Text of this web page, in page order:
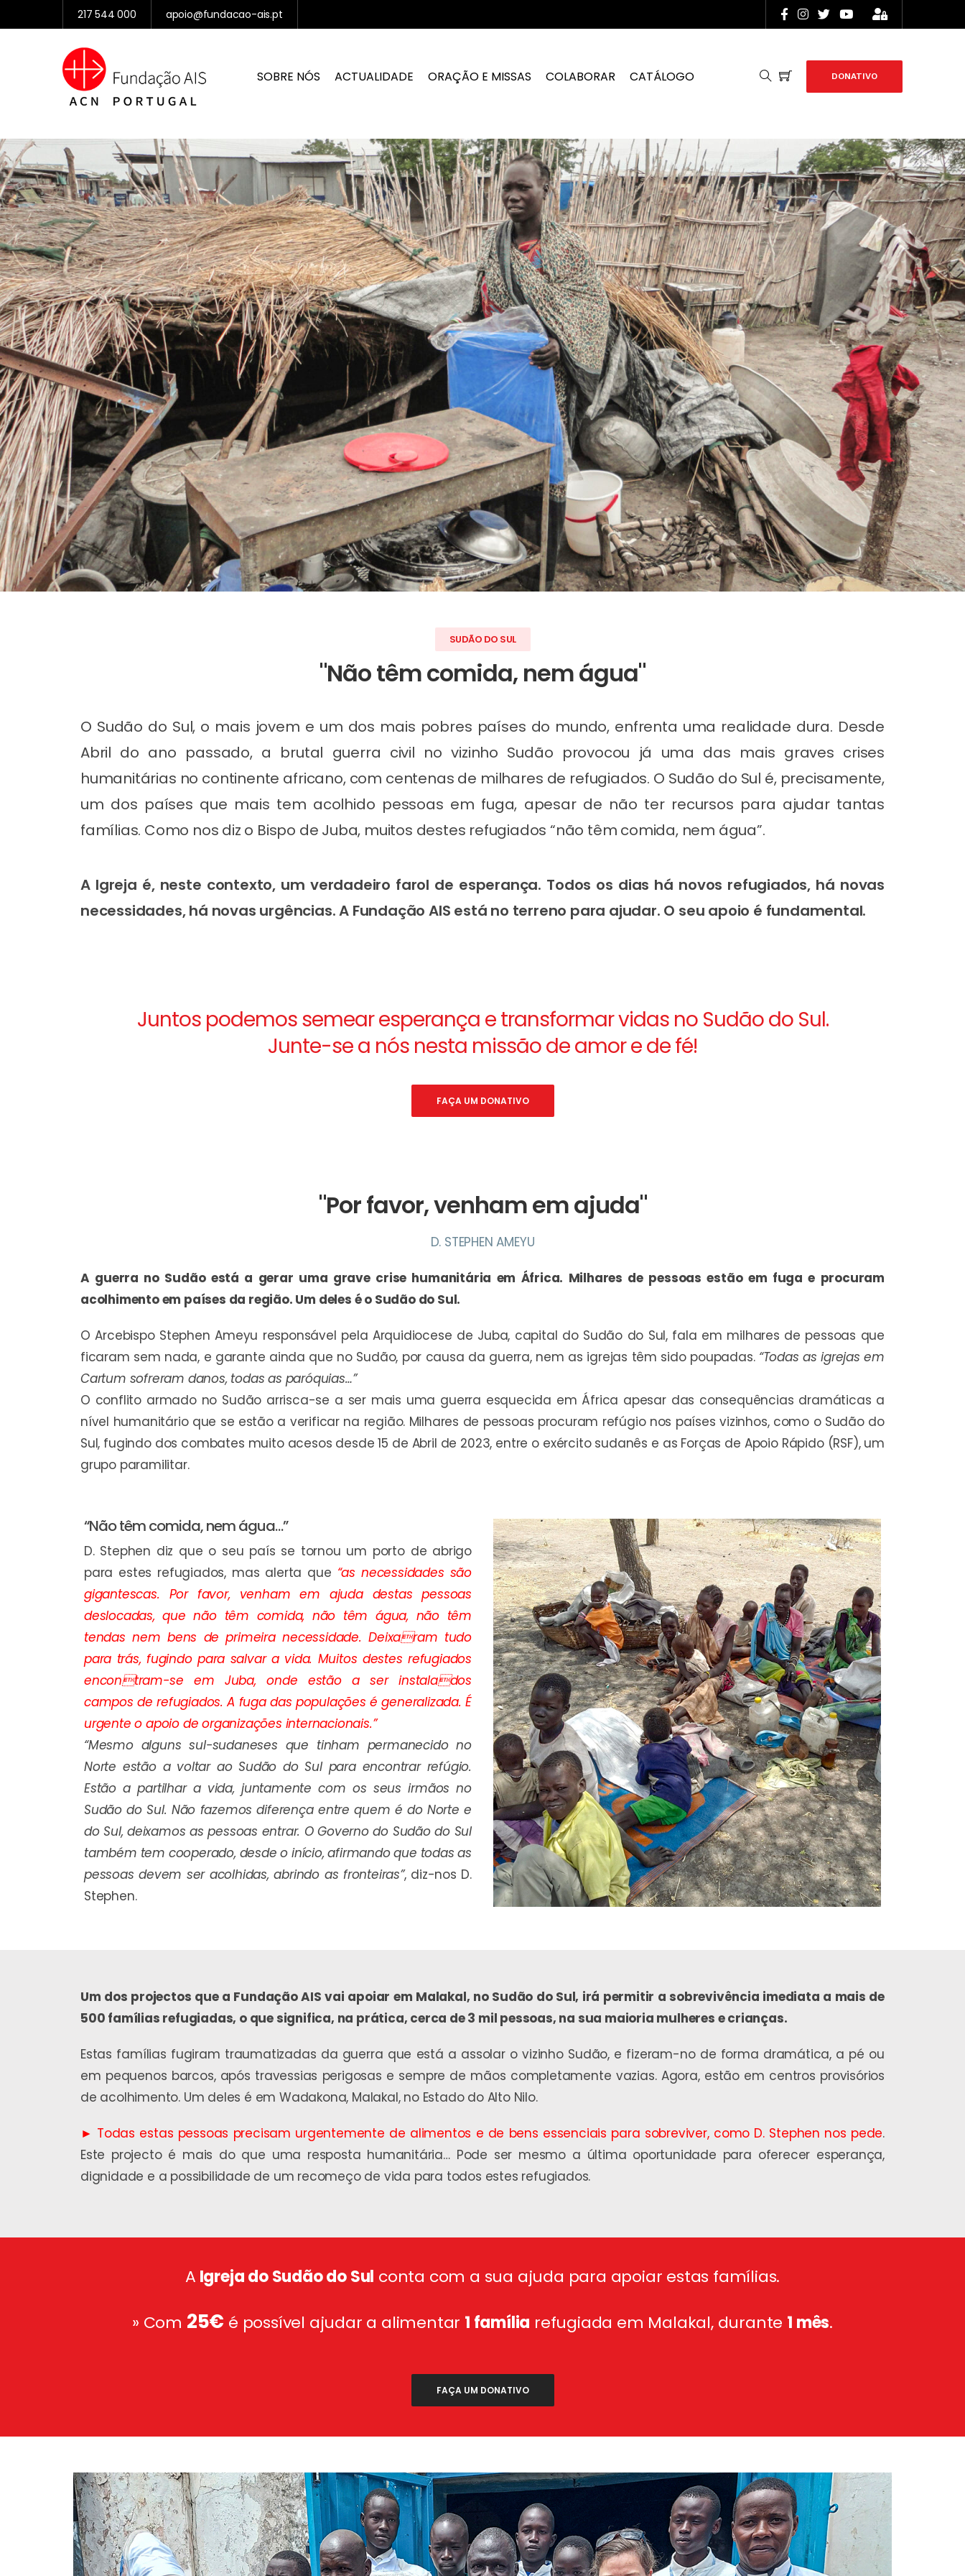
217 544 000 apoio@fundacao-ais.pt
SOBRE NÓS ACTUALIDADE ORAÇÃO E MISSAS COLABORAR CATÁLOGO DONATIVO
SUDÃO DO SUL
"Não têm comida, nem água"
O Sudão do Sul, o mais jovem e um dos mais pobres países do mundo, enfrenta uma realidade dura. Desde
Abril do ano passado, a brutal guerra civil no vizinho Sudão provocou já uma das mais graves crises
humanitárias no continente africano, com centenas de milhares de refugiados. O Sudão do Sul é, precisamente,
um dos países que mais tem acolhido pessoas em fuga, apesar de não ter recursos para ajudar tantas
famílias. Como nos diz o Bispo de Juba, muitos destes refugiados “não têm comida, nem água”.
A Igreja é, neste contexto, um verdadeiro farol de esperança. Todos os dias há novos refugiados, há novas
necessidades, há novas urgências. A Fundação AIS está no terreno para ajudar. O seu apoio é fundamental.
Juntos podemos semear esperança e transformar vidas no Sudão do Sul.
Junte-se a nós nesta missão de amor e de fé!
FAÇA UM DONATIVO
"Por favor, venham em ajuda"
D. STEPHEN AMEYU
A guerra no Sudão está a gerar uma grave crise humanitária em África. Milhares de pessoas estão em fuga e procuram
acolhimento em países da região. Um deles é o Sudão do Sul.
O Arcebispo Stephen Ameyu responsável pela Arquidiocese de Juba, capital do Sudão do Sul, fala em milhares de pessoas que
ficaram sem nada, e garante ainda que no Sudão, por causa da guerra, nem as igrejas têm sido poupadas. “Todas as igrejas em
Cartum sofreram danos, todas as paróquias…”
O conflito armado no Sudão arrisca-se a ser mais uma guerra esquecida em África apesar das consequências dramáticas a
nível humanitário que se estão a verificar na região. Milhares de pessoas procuram refúgio nos países vizinhos, como o Sudão do
Sul, fugindo dos combates muito acesos desde 15 de Abril de 2023, entre o exército sudanês e as Forças de Apoio Rápido (RSF), um
grupo paramilitar.
“Não têm comida, nem água…”
D. Stephen diz que o seu país se tornou um porto de abrigo
para estes refugiados, mas alerta que “as necessidades são
gigantescas. Por favor, venham em ajuda destas pessoas
deslocadas, que não têm comida, não têm água, não têm
tendas nem bens de primeira necessidade. Deixaram tudo
para trás, fugindo para salvar a vida. Muitos destes refugiados
encontram-se em Juba, onde estão a ser instalados
campos de refugiados. A fuga das populações é generalizada. É
urgente o apoio de organizações internacionais.”
“Mesmo alguns sul-sudaneses que tinham permanecido no
Norte estão a voltar ao Sudão do Sul para encontrar refúgio.
Estão a partilhar a vida, juntamente com os seus irmãos no
Sudão do Sul. Não fazemos diferença entre quem é do Norte e
do Sul, deixamos as pessoas entrar. O Governo do Sudão do Sul
também tem cooperado, desde o início, afirmando que todas as
pessoas devem ser acolhidas, abrindo as fronteiras”, diz-nos D.
Stephen.
Um dos projectos que a Fundação AIS vai apoiar em Malakal, no Sudão do Sul, irá permitir a sobrevivência imediata a mais de
500 famílias refugiadas, o que significa, na prática, cerca de 3 mil pessoas, na sua maioria mulheres e crianças.
Estas famílias fugiram traumatizadas da guerra que está a assolar o vizinho Sudão, e fizeram-no de forma dramática, a pé ou
em pequenos barcos, após travessias perigosas e sempre de mãos completamente vazias. Agora, estão em centros provisórios
de acolhimento. Um deles é em Wadakona, Malakal, no Estado do Alto Nilo.
► Todas estas pessoas precisam urgentemente de alimentos e de bens essenciais para sobreviver, como D. Stephen nos pede.
Este projecto é mais do que uma resposta humanitária… Pode ser mesmo a última oportunidade para oferecer esperança,
dignidade e a possibilidade de um recomeço de vida para todos estes refugiados.
A Igreja do Sudão do Sul conta com a sua ajuda para apoiar estas famílias.
» Com 25€ é possível ajudar a alimentar 1 família refugiada em Malakal, durante 1 mês.
FAÇA UM DONATIVO